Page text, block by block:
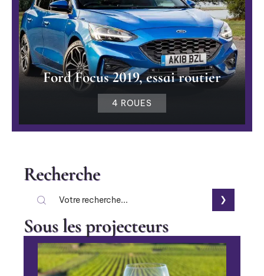
Ford Focus 2019, essai routier
4 ROUES
Recherche
Sous les projecteurs